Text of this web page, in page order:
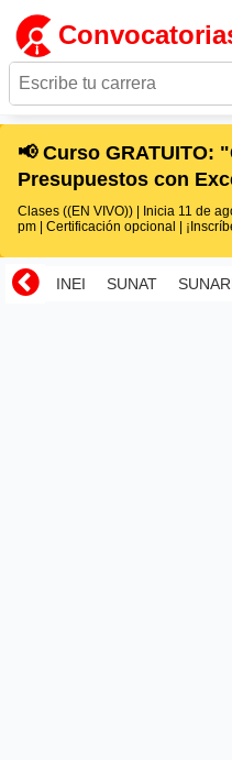
📢 Curso GRATUITO:
Presupuestos con
Clases ((EN VIVO)) | Inicia 11 de
pm | Certificación opcional |
INEI SUNAT